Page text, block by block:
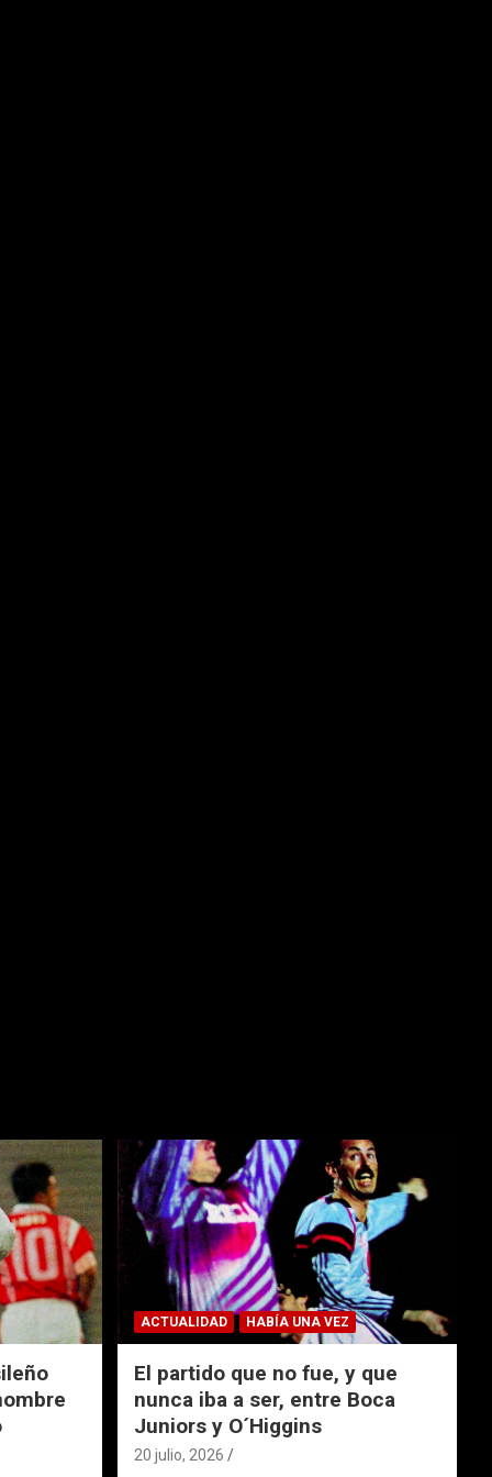
ACTUALIDAD HABÍA UNA VEZ
El partido que no fue, y que
nunca iba a ser, entre Boca
Juniors y O´Higgins
20 julio, 2026